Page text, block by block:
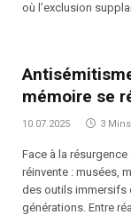
où l’exclusion
mémoire se
10.07.2025 3
Face à la
réinvente : musées,
des outils immersifs
générations. Entre